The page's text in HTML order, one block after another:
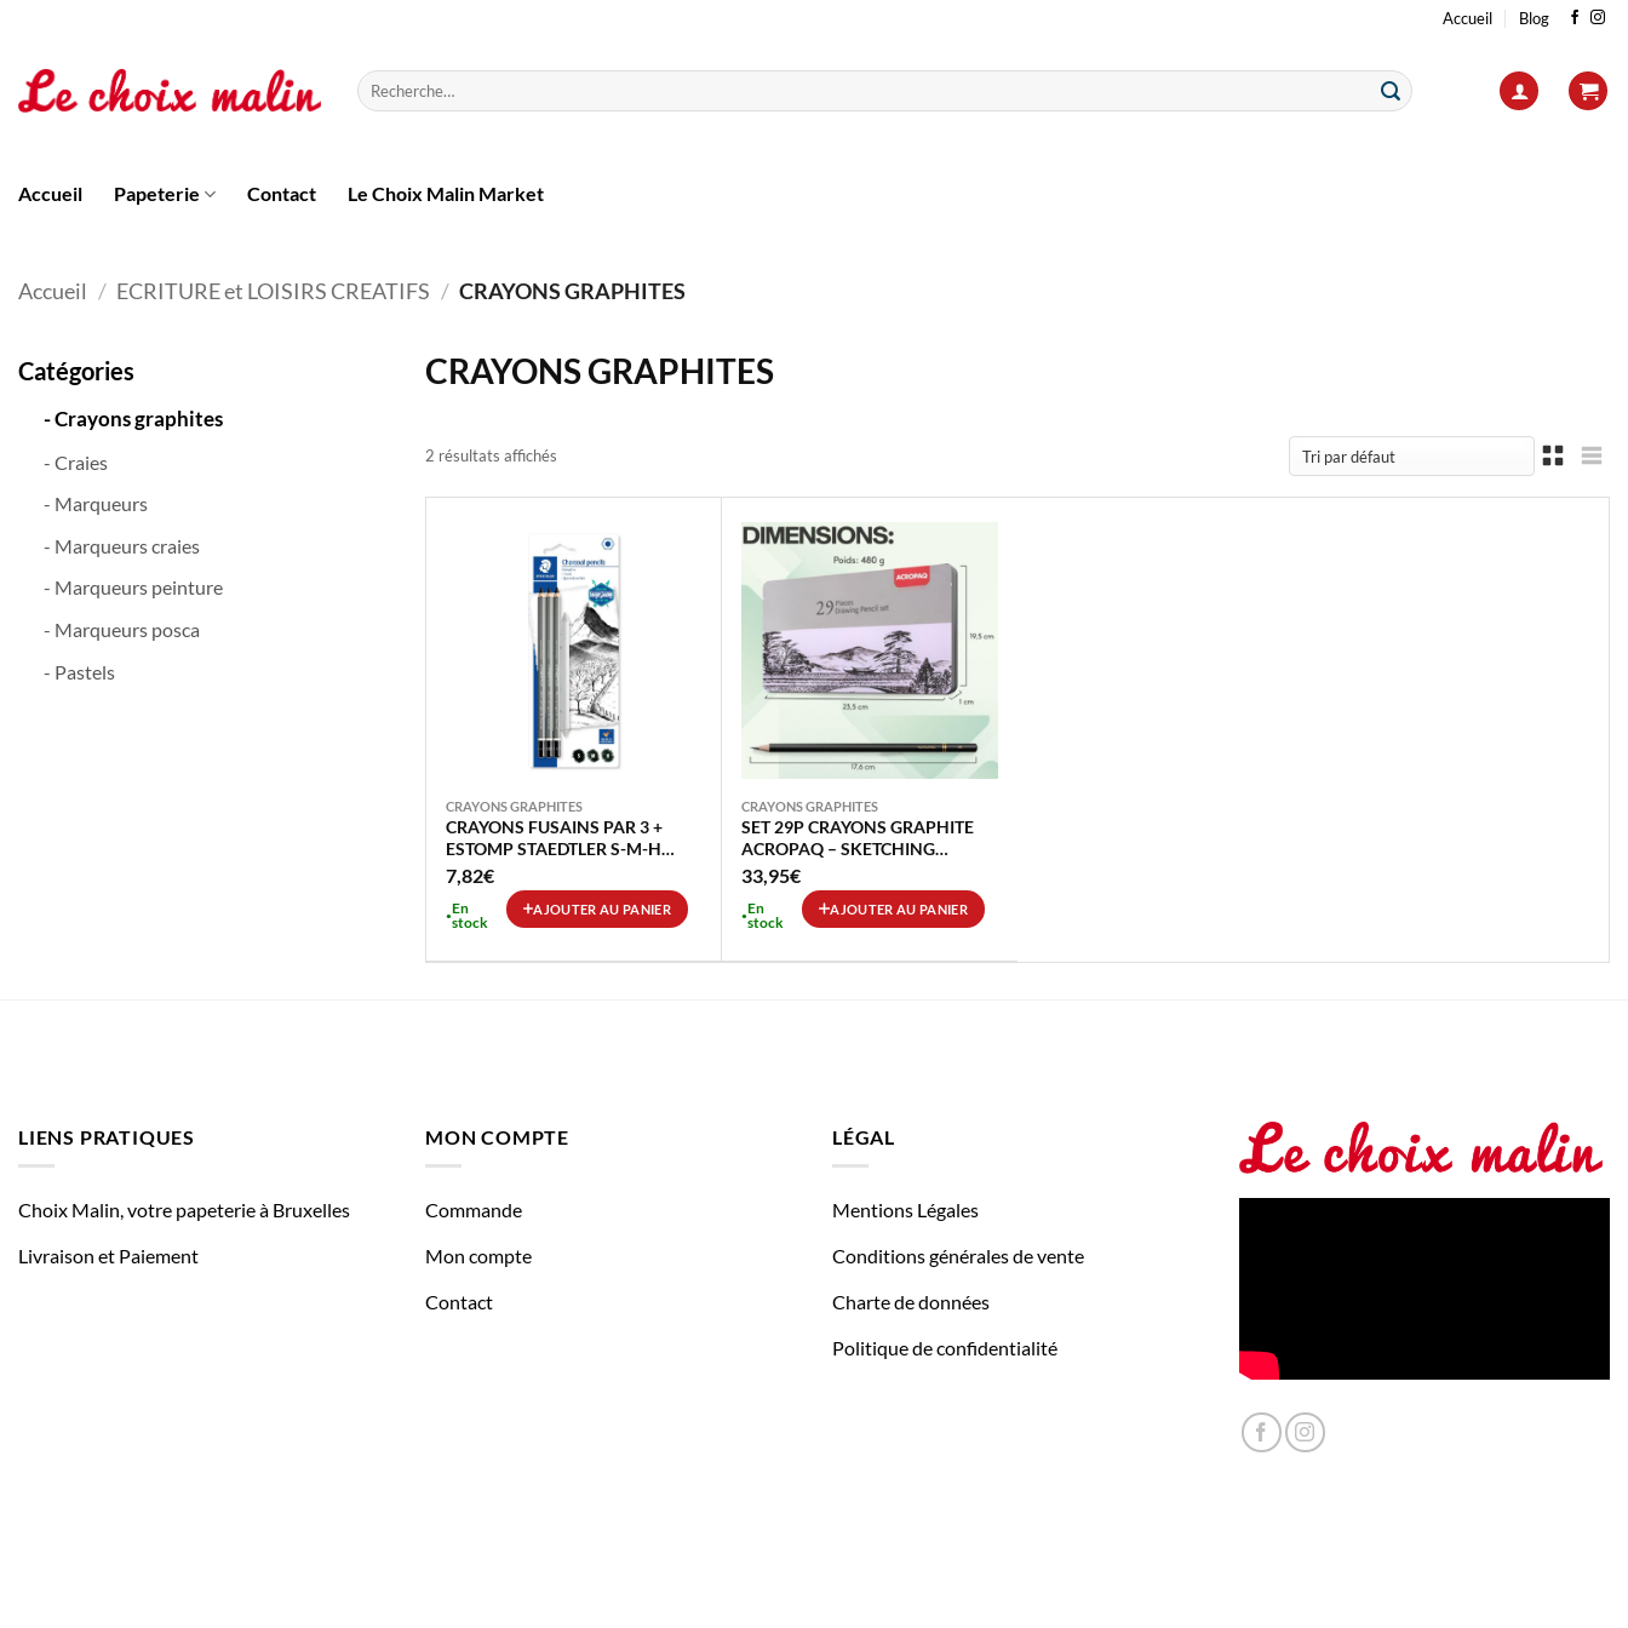
contenu
Accueil Blog
Recherche
pour :
Accueil Papeterie Contact Le Choix Malin Market
Accueil / ECRITURE et LOISIRS CREATIFS / CRAYONS GRAPHITES
Catégories
- Crayons graphites
- Craies
- Marqueurs
- Marqueurs craies
- Marqueurs peinture
- Marqueurs posca
- Pastels
CRAYONS GRAPHITES
2 résultats affichés
CRAYONS GRAPHITES
CRAYONS FUSAINS PAR 3 +
ESTOMP STAEDTLER S-M-H
BLISTER + ESTOMPE
7,82€
En
stock
AJOUTER AU PANIER
CRAYONS GRAPHITES
SET 29P CRAYONS GRAPHITE
ACROPAQ – SKETCHING
PENCILS
33,95€
En
stock
AJOUTER AU PANIER
LIENS PRATIQUES
Choix Malin, votre papeterie à Bruxelles
Livraison et Paiement
MON COMPTE
Commande
Mon compte
Contact
LÉGAL
Mentions Légales
Conditions générales de vente
Charte de données
Politique de confidentialité